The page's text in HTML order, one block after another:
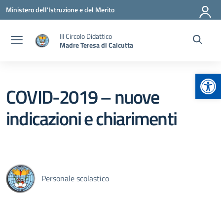
Vai ai contenuti
Vai al menu di navigazione
Vai al footer
Ministero dell'Istruzione e del Merito
III Circolo Didattico
Madre Teresa di Calcutta
COVID-2019 – nuove
indicazioni e chiarimenti
Personale scolastico